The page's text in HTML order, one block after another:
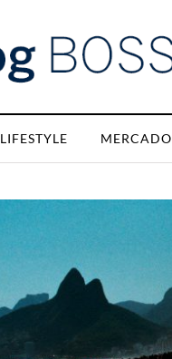
LIFESTYLE MERCADO